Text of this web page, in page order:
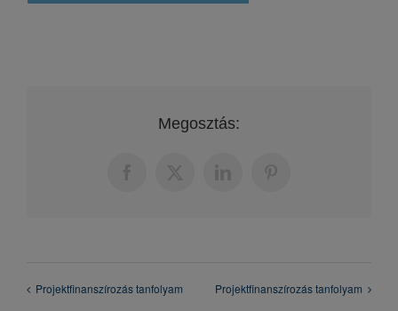
Megosztás:
Projektfinanszírozás tanfolyam Projektfinanszírozás tanfolyam